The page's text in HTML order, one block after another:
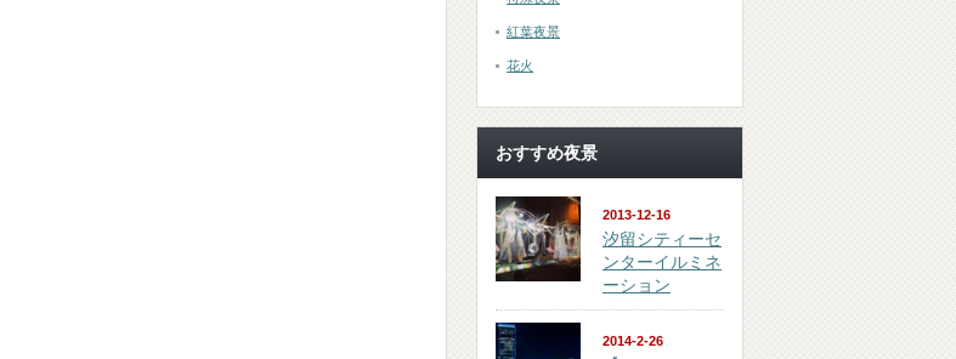
紅葉夜景
花火
おすすめ夜景
2013-12-16
汐留シティーセ
ンターイルミネ
ーション
2014-2-26